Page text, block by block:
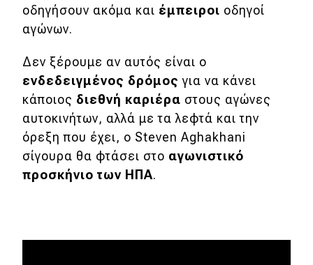
Χρηστικά
ΚΤΕΟ
Οδική βοήθεια
eDRIVE
οδηγήσουν ακόμα και έμπειροι οδηγοί
αγώνων.
Δεν ξέρουμε αν αυτός είναι ο
ενδεδειγμένος δρόμος για να κάνει
κάποιος διεθνή καριέρα στους αγώνες
αυτοκινήτων, αλλά με τα λεφτά και την
όρεξη που έχει, ο Steven Aghakhani
σίγουρα θα φτάσει στο αγωνιστικό
προσκήνιο των ΗΠΑ.